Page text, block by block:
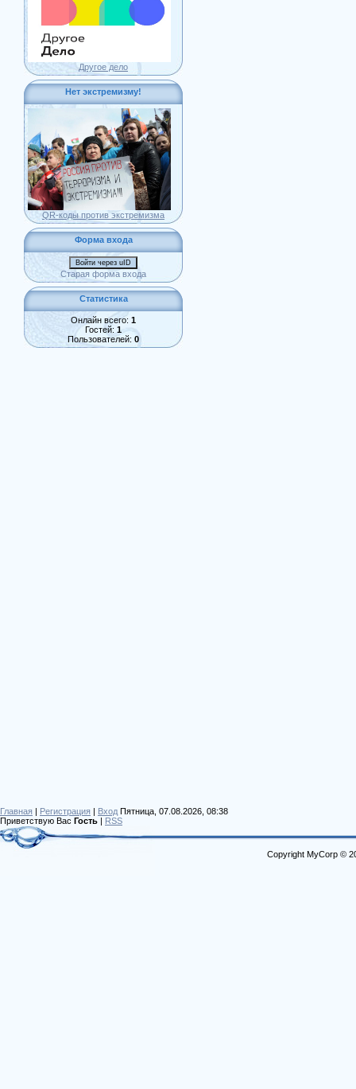
Другое дело
Нет экстремизму!
QR-коды против экстремизма
Форма входа
Войти через uID
Старая форма входа
Статистика
Онлайн всего: 1
Гостей: 1
Пользователей: 0
Главная | Регистрация | Вход Пятница, 07.08.2026, 08:38
Приветствую Вас Гость | RSS
Copyright MyCorp ©